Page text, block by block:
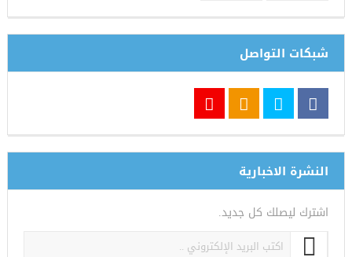
شبكات التواصل
النشرة الاخبارية
اشترك ليصلك كل جديد.